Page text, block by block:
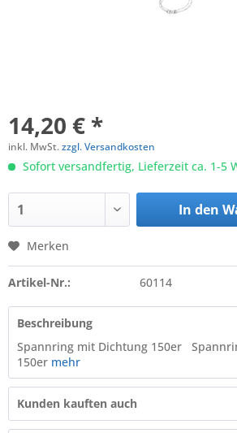
14,20 € *
inkl. MwSt.zzgl. Versandkosten
Sofort versandfertig, Lieferzeit ca. 1-5
In den
Merken
Artikel-Nr.: 60114
Beschreibung
Spannring mit Dichtung 150er
150er mehr
Kunden kauften auch